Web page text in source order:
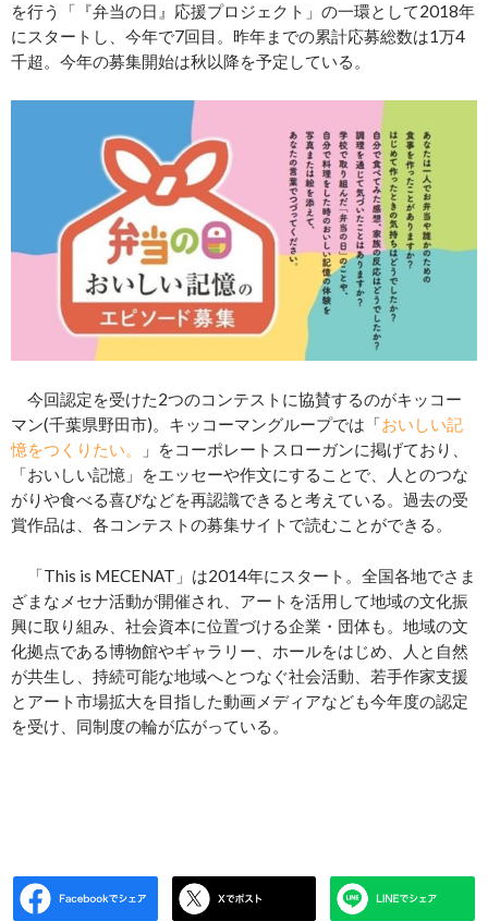
を行う「『弁当の日』応援プロジェクト」の一環として2018年
にスタートし、今年で7回目。昨年までの累計応募総数は1万4
千超。今年の募集開始は秋以降を予定している。
今回認定を受けた2つのコンテストに協賛するのがキッコー
マン(千葉県野田市)。キッコーマングループでは「おいしい記
憶をつくりたい。
」をコーポレートスローガンに掲げており、
「おいしい記憶」をエッセーや作文にすることで、人とのつな
がりや食べる喜びなどを再認識できると考えている。過去の受
賞作品は、各コンテストの募集サイトで読むことができる。
「This is MECENAT」は2014年にスタート。全国各地でさま
ざまなメセナ活動が開催され、アートを活用して地域の文化振
興に取り組み、社会資本に位置づける企業・団体も。地域の文
化拠点である博物館やギャラリー、ホールをはじめ、人と自然
が共生し、持続可能な地域へとつなぐ社会活動、若手作家支援
とアート市場拡大を目指した動画メディアなども今年度の認定
を受け、同制度の輪が広がっている。